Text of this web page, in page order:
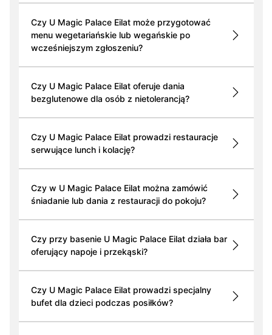
Czy U Magic Palace Eilat może przygotować
menu wegetariańskie lub wegańskie po
wcześniejszym zgłoszeniu?
Czy U Magic Palace Eilat oferuje dania
bezglutenowe dla osób z nietolerancją?
Czy U Magic Palace Eilat prowadzi restauracje
serwujące lunch i kolację?
Czy w U Magic Palace Eilat można zamówić
śniadanie lub dania z restauracji do pokoju?
Czy przy basenie U Magic Palace Eilat działa bar
oferujący napoje i przekąski?
Czy U Magic Palace Eilat prowadzi specjalny
bufet dla dzieci podczas posiłków?